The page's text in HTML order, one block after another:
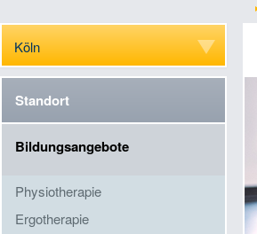
Köln
Standort
Bildungsangebote
Physiotherapie
Ergotherapie